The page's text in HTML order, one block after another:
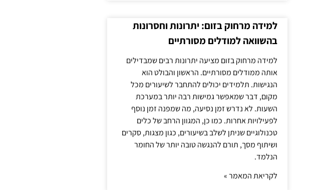
למידה מרחוק בזום: יתרונות וחסרונות
בהשוואה למודלים מסורתיים
למידה מרחוק בזום מציעה יתרונות רבים שמבדילים
אותה ממודלים מסורתיים. הראשון והבולט הוא
הנגישות. תלמידים יכולים להתחבר לשיעורים מכל
מקום, דבר שמאפשר גמישות רבה יותר במערכת
השעות. לא נדרש זמן נסיעה, מה שמפנה זמן נוסף
לפעילויות אחרות. כמו כן, המגוון הרחב של כלים
טכנולוגיים שניתן לשלב בשיעורים, כגון מצגות, סקרים
ושיתוף מסך, תורם להנגשה טובה יותר של החומר
הנלמד.
לקריאת המאמר »